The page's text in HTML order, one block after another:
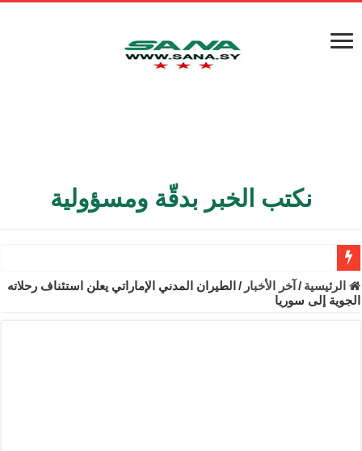
نكتب الخبر بدقّة ومسؤولية
الأمن الداخلي يعثر على مقبرة جماعية في ريف اللاذقية تضم 9 جثامين
الوزير الشيباني يبحث في باريس تعزيز الاستقرار في سوريا
الرئيسية / آخر الأخبار / الطيران المدني الإماراتي يعلن استئناف رحلاته
الجوية إلى سوريا